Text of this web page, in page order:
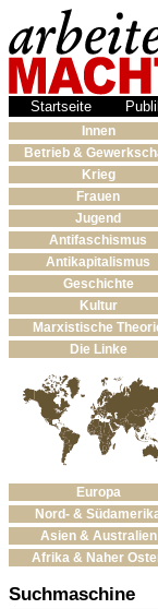
Startseite
Innen
Betrieb &
Krieg
Frauen
Jugend
Antifaschismus
Antikapitalismus
Geschichte
Kultur
Marxistische
Die Linke
Europa
Nord- &
Asien & Australien
Afrika & Naher
Suchmaschine